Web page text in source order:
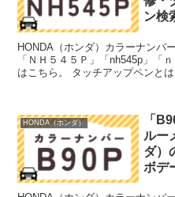
ン検
HONDA（ホンダ）カラーナンバ
「ＮＨ５４５Ｐ」「nh545p」「
はこちら。 タッチアップペンと
HONDA（ホンダ）
「
ルー
ダ）
ボデ